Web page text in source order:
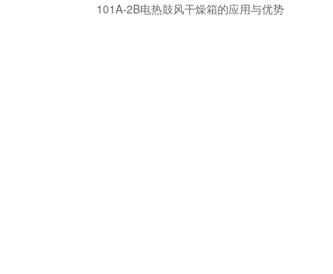
101A-2B电热鼓风干燥箱的应用与优势